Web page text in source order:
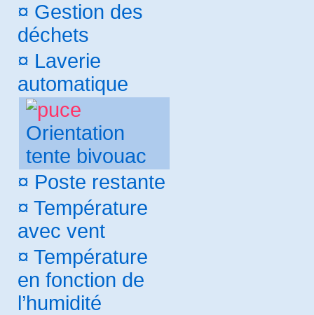
¤ Gestion des
déchets
¤ Laverie
automatique
Orientation
tente bivouac
¤ Poste restante
¤ Température
avec vent
¤ Température
en fonction de
l’humidité